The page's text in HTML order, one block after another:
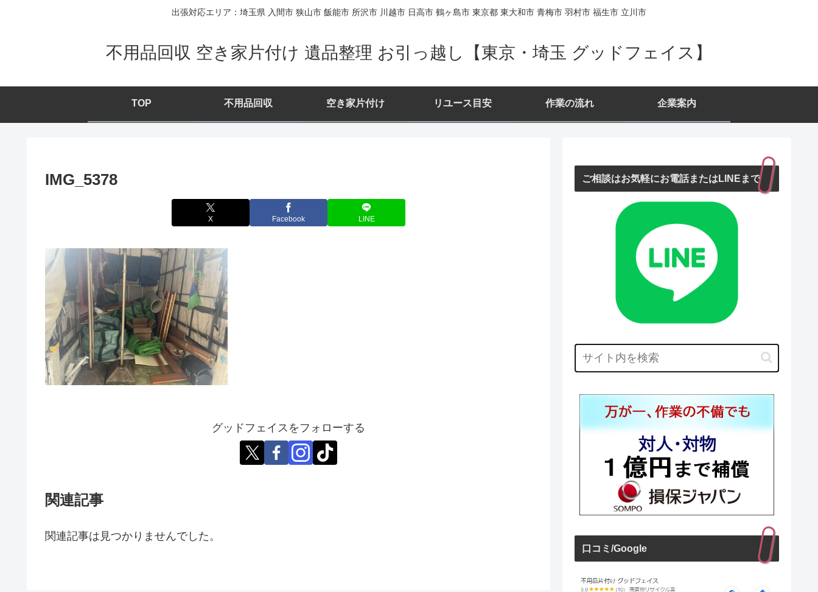
出張対応エリア：埼玉県 入間市 狭山市 飯能市 所沢市 川越市 日高市 鶴ヶ島市 東京都 東大和市 青梅市 羽村市 福生市 立川市
不用品回収 空き家片付け 遺品整理 お引っ越し【東京・埼玉 グッドフェイス】
TOP 不用品回収 空き家片付け リユース目安 作業の流れ 企業案内
IMG_5378
X Facebook LINE
グッドフェイスをフォローする
関連記事
関連記事は見つかりませんでした。
ご相談はお気軽にお電話またはLINEまで
口コミ/Google